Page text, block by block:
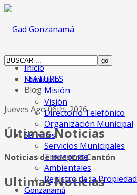
Municipio
Misión
Visión
Directorio Telefónico
Organización Municipal
Servicios
Servicios Municipales
Transporte
Ambientales
Registro de la Propiedad
Gonzanamá
Inicio
FEATURES
Blog
Jueves Ago 06th, 2026
Últimas Noticias
Noticias de nuestro Cantón
Ultimas Noticias